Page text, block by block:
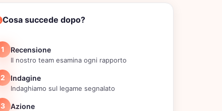
Cosa succede dopo?
1 Recensione
Il nostro team esamina ogni rapporto
2 Indagine
Indaghiamo sul legame segnalato
3 Azione